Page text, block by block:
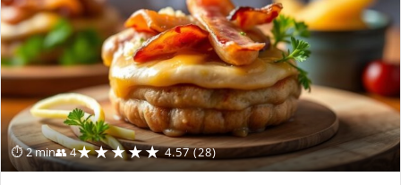
⏱ 2 min👥 4★★★★★ 4.57 (28)